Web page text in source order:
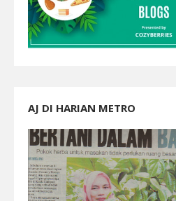
AJ DI HARIAN METRO